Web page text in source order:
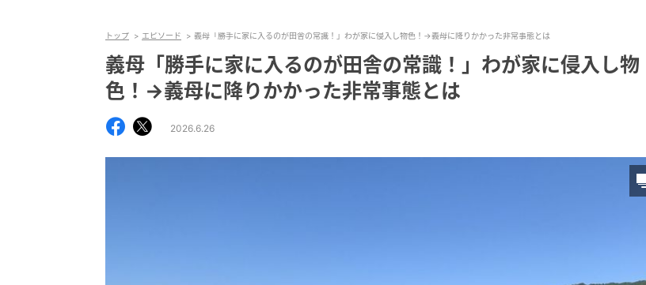
トップ エピソード 義母「勝手に家に入るのが田舎の常識！」わが家に侵入し物色！→義母に降りかかった非常事態とは
義母「勝手に家に入るのが田舎の常識！」わが家に侵入し物
色！→義母に降りかかった非常事態とは
2026.6.26